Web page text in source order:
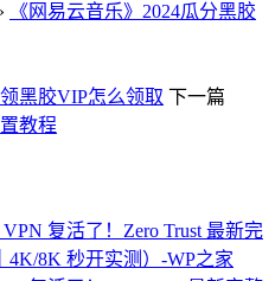
《网易云音乐》2024瓜分黑胶
黑胶VIP怎么领取 下一篇
教程